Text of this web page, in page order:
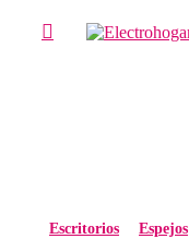
Escritorios Espejos